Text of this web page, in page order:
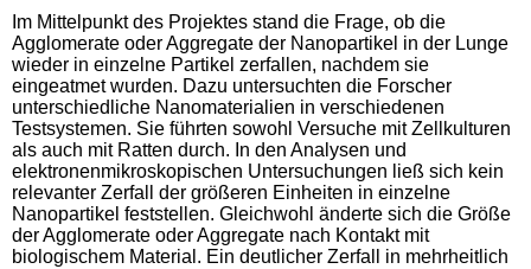
Im Mittelpunkt des Projektes stand die Frage, ob die
Agglomerate oder Aggregate der Nanopartikel in der Lunge
wieder in einzelne Partikel zerfallen, nachdem sie
eingeatmet wurden. Dazu untersuchten die Forscher
unterschiedliche Nanomaterialien in verschiedenen
Testsystemen. Sie führten sowohl Versuche mit Zellkulturen
als auch mit Ratten durch. In den Analysen und
elektronenmikroskopischen Untersuchungen ließ sich kein
relevanter Zerfall der größeren Einheiten in einzelne
Nanopartikel feststellen. Gleichwohl änderte sich die Größe
der Agglomerate oder Aggregate nach Kontakt mit
biologischem Material. Ein deutlicher Zerfall in mehrheitlich